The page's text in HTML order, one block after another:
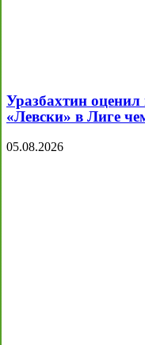
Уразбахтин
«Левски» в Лиге
05.08.2026